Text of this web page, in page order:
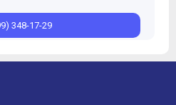
348-17-29